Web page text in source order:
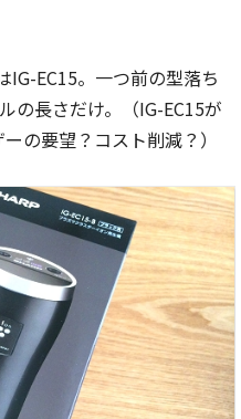
IG-EC15。一つ前の型落ち
の長さだけ。（IG-EC15が
の要望？コスト削減？）